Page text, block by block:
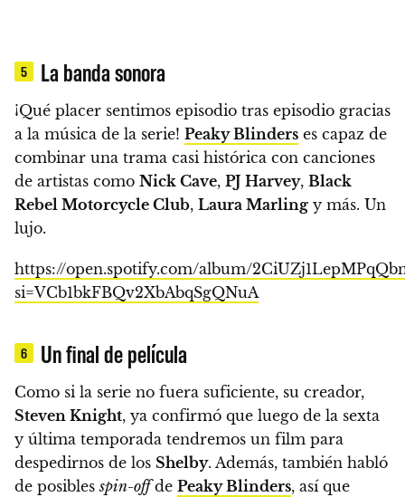
5 La banda sonora
¡Qué placer sentimos episodio tras episodio gracias
a la música de la serie! Peaky Blinders es capaz de
combinar una trama casi histórica con canciones
de artistas como Nick Cave, PJ Harvey, Black
Rebel Motorcycle Club, Laura Marling y más. Un
lujo.
https://open.spotify.com/album/
si=VCb1bkFBQv2XbAbqSgQNuA
6 Un final de película
Como si la serie no fuera suficiente, su creador,
Steven Knight, ya confirmó que luego de la sexta
y última temporada tendremos un film para
despedirnos de los Shelby. Además, también habló
de posiblesspin-offde Peaky Blinders, así que